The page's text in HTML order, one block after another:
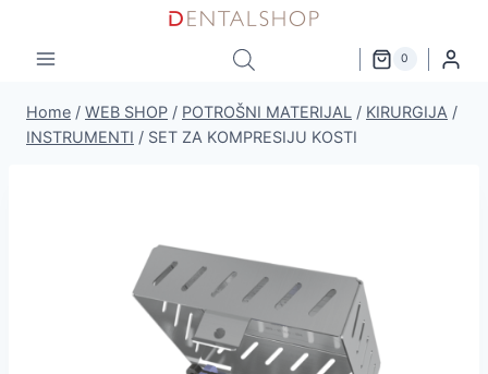
content
0
Home / WEB SHOP / POTROŠNI MATERIJAL / KIRURGIJA /
INSTRUMENTI / SET ZA KOMPRESIJU KOSTI